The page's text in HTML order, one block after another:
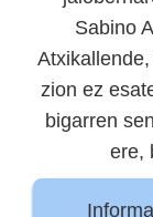
Sabino
zion ez
bigarren
ere,